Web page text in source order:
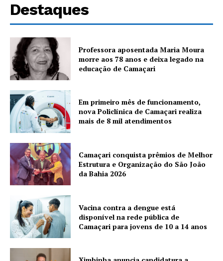
Destaques
Professora aposentada Maria Moura
morre aos 78 anos e deixa legado na
educação de Camaçari
Em primeiro mês de funcionamento,
nova Policlínica de Camaçari realiza
mais de 8 mil atendimentos
Camaçari conquista prêmios de Melhor
Estrutura e Organização do São João
da Bahia 2026
Vacina contra a dengue está
disponível na rede pública de
Camaçari para jovens de 10 a 14 anos